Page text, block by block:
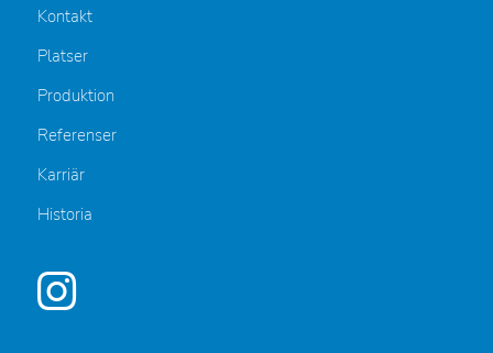
Kontakt
Platser
Produktion
Referenser
Karriär
Historia